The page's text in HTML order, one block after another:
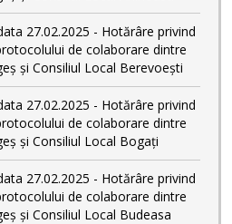
27.02.2025 - Hotărâre privind
de colaborare dintre
și Consiliul Local Berevoești
27.02.2025 - Hotărâre privind
de colaborare dintre
și Consiliul Local Bogați
27.02.2025 - Hotărâre privind
de colaborare dintre
și Consiliul Local Budeasa